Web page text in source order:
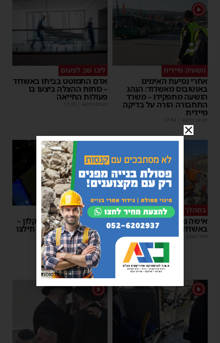
1
השעיה מיידית
אחרי נסיעת האימים
באוטובוס מאשדוד: הנהג
הושעה מתפקידו – משרד
התחבורה הורה על בדיקה
מיידית
מנחם דויטש 17:44
ליבו שב לפעום
אדם התמוטט בביתו באשדוד
– כוחות ההצלה ביצעו בו
פעולות החייאה
מנחם דויטש 17:35
במהלך העבודה
אישה נפלה מסולם במחסן
באשדוד
משה קאהן 17:31
צפו
תינוק ננעל ברכב באשקלון –
המתנדבים האשדודים חילצו
אותו בשלום
משה קאהן |
11:53
1
1
פרסומת